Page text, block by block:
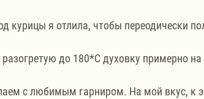
курицы я отлила, чтобы переодически
до 180*С духовку примерно
с любимым гарниром. На мой вкус, к